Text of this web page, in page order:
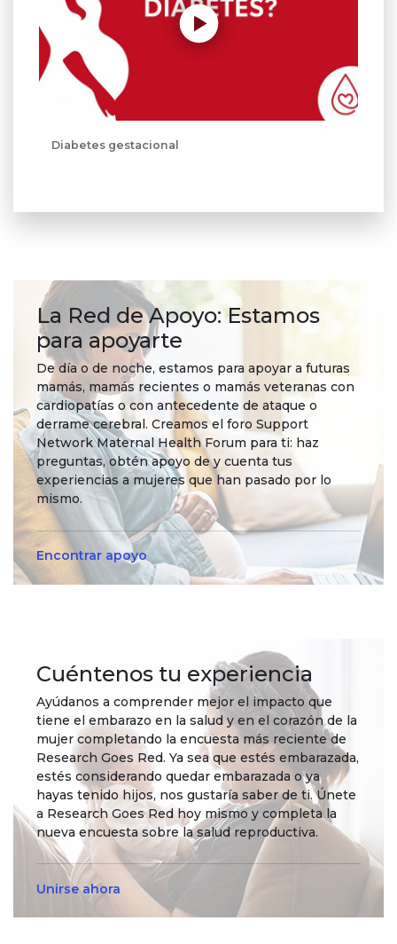
Diabetes gestacional
La Red de Apoyo: Estamos
para apoyarte
De día o de noche, estamos para apoyar a futuras
mamás, mamás recientes o mamás veteranas con
cardiopatías o con antecedente de ataque o
derrame cerebral. Creamos el foro Support
Network Maternal Health Forum para ti: haz
preguntas, obtén apoyo de y cuenta tus
experiencias a mujeres que han pasado por lo
mismo.
Encontrar apoyo
Cuéntenos tu experiencia
Ayúdanos a comprender mejor el impacto que
tiene el embarazo en la salud y en el corazón de la
mujer completando la encuesta más reciente de
Research Goes Red. Ya sea que estés embarazada,
estés considerando quedar embarazada o ya
hayas tenido hijos, nos gustaría saber de ti. Únete
a Research Goes Red hoy mismo y completa la
nueva encuesta sobre la salud reproductiva.
Unirse ahora